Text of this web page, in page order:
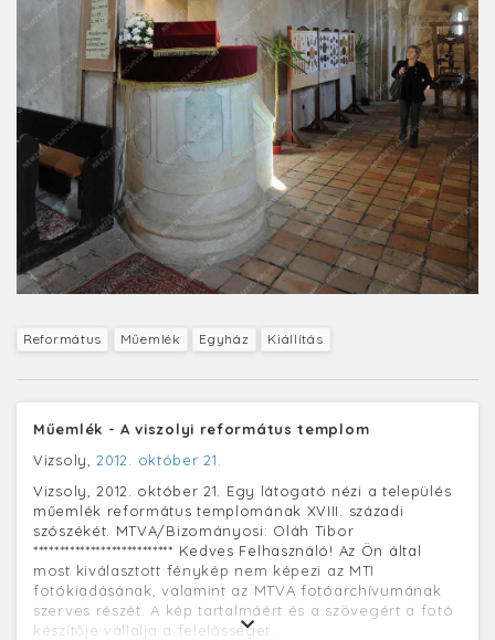
Református Műemlék Egyház Kiállítás
Műemlék - A viszolyi református templom
Vizsoly,2012. október 21.
Vizsoly, 2012. október 21. Egy látogató nézi a település
műemlék református templomának XVIII. századi
szószékét. MTVA/Bizományosi: Oláh Tibor
*************************** Kedves Felhasználó! Az Ön által
most kiválasztott fénykép nem képezi az MTI
fotókiadásának, valamint az MTVA fotóarchívumának
szerves részét. A kép tartalmáért és a szövegért a fotó
készítője vállalja a felelősséget.